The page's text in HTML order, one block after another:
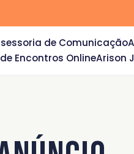
de Comunicação
Encontros OnlineArison